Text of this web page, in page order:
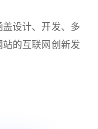
设计、开发、多
的互联网创新发